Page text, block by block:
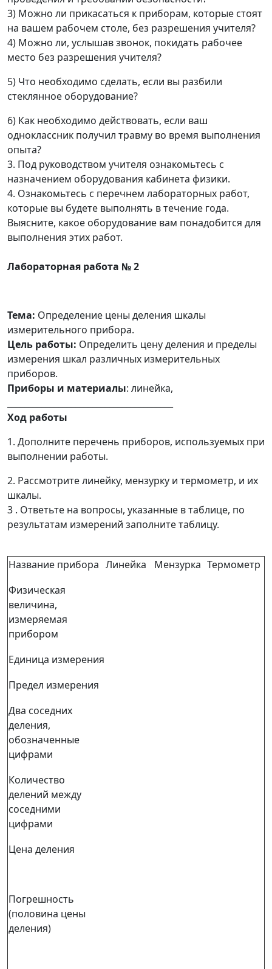
3) Можно ли прикасаться к приборам, которые стоят
на вашем рабочем столе, без разрешения учителя?
4) Можно ли, услышав звонок, покидать рабочее
место без разрешения учителя?
5) Что необходимо сделать, если вы разбили
стеклянное оборудование?
6) Как необходимо действовать, если ваш
одноклассник получил травму во время выполнения
опыта?
3. Под руководством учителя ознакомьтесь с
назначением оборудования кабинета физики.
4. Ознакомьтесь с перечнем лабораторных работ,
которые вы будете выполнять в течение года.
Выясните, какое оборудование вам понадобится для
выполнения этих работ.
Лабораторная работа № 2
Тема: Определение цены деления шкалы
измерительного прибора.
Цель работы: Определить цену деления и пределы
измерения шкал различных измерительных
приборов.
Приборы и материалы: линейка,
Ход работы
1. Дополните перечень приборов, используемых при
выполнении работы.
2. Рассмотрите линейку, мензурку и термометр, и их
шкалы.
3 . Ответьте на вопросы, указанные в таблице, по
результатам измерений заполните таблицу.
Название прибора Линейка Мензурка Термометр
Физическая
величина,
измеряемая
прибором
Единица измерения
Предел измерения
Два соседних
деления,
обозначенные
цифрами
Количество
делений между
соседними
цифрами
Цена деления
Погрешность
(половина цены
деления)